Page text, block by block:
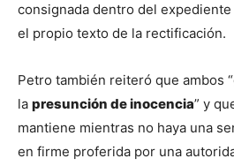
consignada dentro del expediente
el propio texto de la rectificación.
Petro también reiteró que ambos
la presunción de inocencia” y
mantiene mientras no haya una
en firme proferida por una